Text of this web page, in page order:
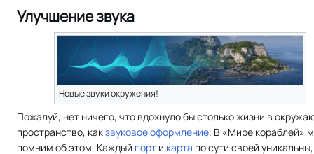
Улучшение звука
Новые звуки окружения!
Пожалуй, нет ничего, что вдохнуло бы столько жизни в
пространство, какзвуковое оформление. В «Мире кораблей»
помним об этом. Каждый порт и карта по сути своей уникальны,